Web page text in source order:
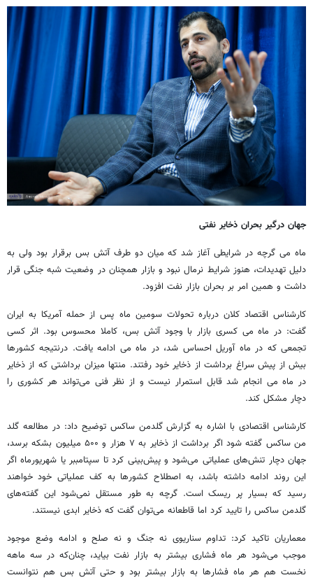
جهان درگیر بحران ذخایر نفتی
ماه می گرچه در شرایطی آغاز شد که میان دو طرف آتش بس برقرار بود ولی به
دلیل تهدیدات، هنوز شرایط نرمال نبود و بازار همچنان در وضعیت شبه جنگی قرار
داشت و همین امر بر بحران بازار نفت افزود.
کارشناس اقتصاد کلان درباره تحولات سومین ماه پس از حمله آمریکا به ایران
گفت: در ماه می کسری بازار با وجود آتش بس، کاملا محسوس بود. اثر کسی
تجمعی که در ماه آوریل احساس شد، در ماه می ادامه یافت. درنتیجه کشورها
بیش از پیش سراغ برداشت از ذخایر خود رفتند. منتها میزان برداشتی که از ذخایر
در ماه می انجام شد قابل استمرار نیست و از نظر فنی می‌تواند هر کشوری را
دچار مشکل کند.
کارشناس اقتصادی با اشاره به گزارش گلدمن ساکس توضیح داد: در مطالعه گلد
من ساکس گفته شود اگر برداشت از ذخایر به ۷ هزار و ۵۰۰ میلیون بشکه برسد،
جهان دچار تنش‌های عملیاتی می‌شود و پیش‌بینی کرد تا سپتامببر یا شهریورماه اگر
این روند ادامه داشته باشد، به اصطلاح کشورها به کف عملیاتی خود خواهند
رسید که بسیار پر ریسک است. گرچه به طور مستقل نمی‌شود این گفته‌های
گلدمن ساکس را تایید کرد اما قاطعانه می‌توان گفت که ذخایر ابدی نیستند.
معماریان تاکید کرد: تداوم سناریوی نه جنگ و نه صلح و ادامه وضع موجود
موجب می‌شود هر ماه فشاری بیشتر به بازار نفت بیاید، چنان‌که در سه ماهه
نخست هم هر ماه فشارها به بازار بیشتر بود و حتی آتش بس هم نتوانست